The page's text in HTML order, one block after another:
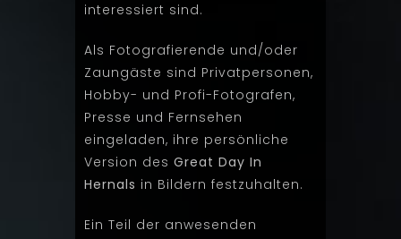
interessiert sind.
Als Fotografierende und/oder
Zaungäste sind Privatpersonen,
Hobby- und Profi-Fotografen,
Presse und Fernsehen
eingeladen, ihre persönliche
Version des Great Day In
Hernals in Bildern festzuhalten.
Ein Teil der anwesenden